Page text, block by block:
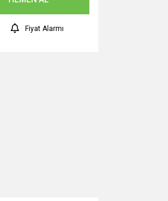
Fiyat Alarmı